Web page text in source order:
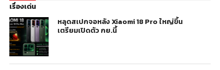
เรื่องเด่น
หลุดสเปกจอหลัง Xiaomi 18 Pro ใหญ่ขึ้น
เตรียมเปิดตัว กย.นี้